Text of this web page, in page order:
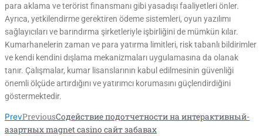
para aklama ve terörist finansmanı gibi yasadışı faaliyetleri önler.
Ayrıca, yetkilendirme gerektiren ödeme sistemleri, oyun yazılımı
sağlayıcıları ve barındırma şirketleriyle işbirliğini de mümkün kılar.
Kumarhanelerin zaman ve para yatırma limitleri, risk tabanlı bildirimler
ve kendi kendini dışlama mekanizmaları uygulamasına da olanak
tanır. Çalışmalar, kumar lisanslarının kabul edilmesinin güvenliği
önemli ölçüde artırdığını ve yatırımcı korumasını güçlendirdiğini
göstermektedir.
PrevPreviousСодействие подотчетности на интерактивный-
азартных magnet casino сайт забавах